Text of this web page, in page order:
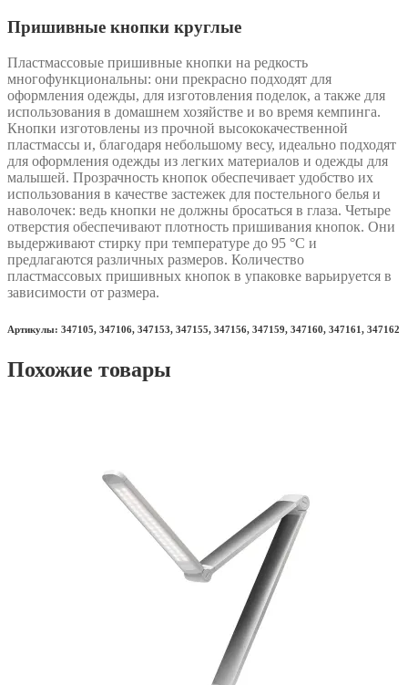
Пришивные кнопки круглые
Пластмассовые пришивные кнопки на редкость
многофункциональны: они прекрасно подходят для
оформления одежды, для изготовления поделок, а также для
использования в домашнем хозяйстве и во время кемпинга.
Кнопки изготовлены из прочной высококачественной
пластмассы и, благодаря небольшому весу, идеально подходят
для оформления одежды из легких материалов и одежды для
малышей. Прозрачность кнопок обеспечивает удобство их
использования в качестве застежек для постельного белья и
наволочек: ведь кнопки не должны бросаться в глаза. Четыре
отверстия обеспечивают плотность пришивания кнопок. Они
выдерживают стирку при температуре до 95 °С и
предлагаются различных размеров. Количество
пластмассовых пришивных кнопок в упаковке варьируется в
зависимости от размера.
Артикулы: 347105, 347106, 347153, 347155, 347156, 347159, 347160, 347161, 347162
Похожие товары